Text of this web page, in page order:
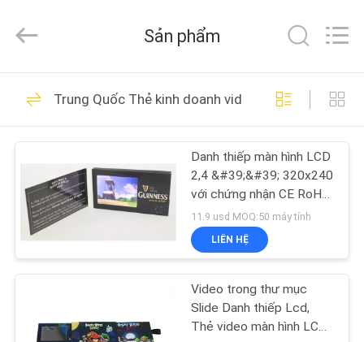
NHÀ
CÁC
PHẨM
VỀ
CHÚNG
Videoinfolder
Technology
All
Reserved.
Tài liệu video LCD
106
Thiệp chúc mừng
video
36
Sản phẩm
Trung Quốc Thẻ kinh doanh video
Danh thiếp màn hình LCD
2,4 &#39;&#39; 320x240
với chứng nhận CE RoHS
của CE
11.9 usd MOQ:50 máy tính
LIÊN HỆ
Video trong thư mục
Slide Danh thiếp Lcd,
Thẻ video màn hình LCD